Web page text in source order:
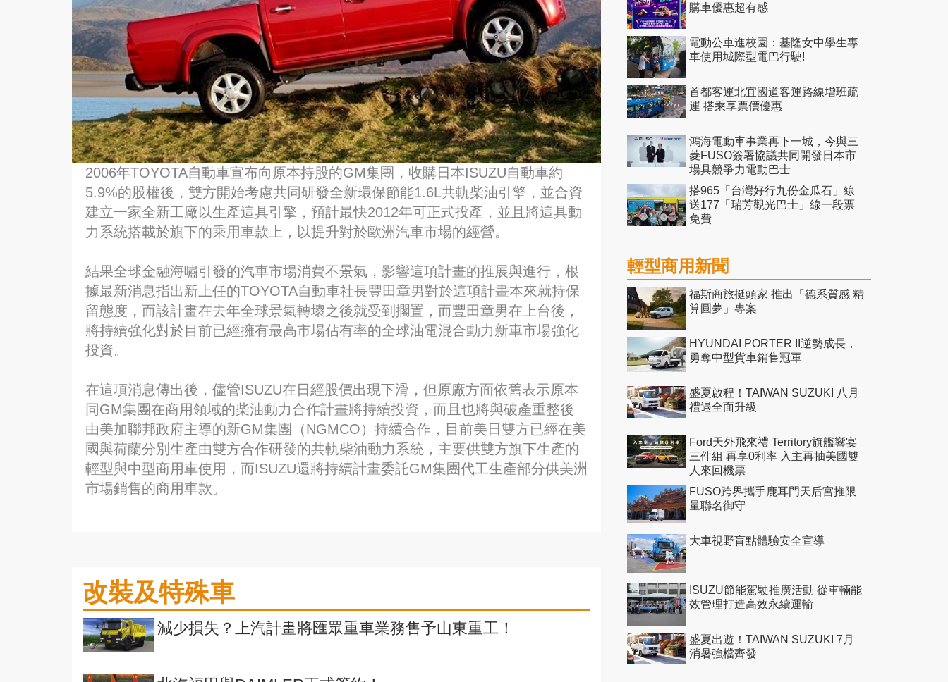
2006年TOYOTA自動車宣布向原本持股的GM集團，收購日本ISUZU自動車約
5.9%的股權後，雙方開始考慮共同研發全新環保節能1.6L共軌柴油引擎，並合資
建立一家全新工廠以生產這具引擎，預計最快2012年可正式投產，並且將這具動
力系統搭載於旗下的乘用車款上，以提升對於歐洲汽車市場的經營。
結果全球金融海嘯引發的汽車市場消費不景氣，影響這項計畫的推展與進行，根
據最新消息指出新上任的TOYOTA自動車社長豐田章男對於這項計畫本來就持保
留態度，而該計畫在去年全球景氣轉壞之後就受到擱置，而豐田章男在上台後，
將持續強化對於目前已經擁有最高市場佔有率的全球油電混合動力新車市場強化
投資。
在這項消息傳出後，儘管ISUZU在日經股價出現下滑，但原廠方面依舊表示原本
同GM集團在商用領域的柴油動力合作計畫將持續投資，而且也將與破產重整後
由美加聯邦政府主導的新GM集團（NGMCO）持續合作，目前美日雙方已經在美
國與荷蘭分別生產由雙方合作研發的共軌柴油動力系統，主要供雙方旗下生產的
輕型與中型商用車使用，而ISUZU還將持續計畫委託GM集團代工生產部分供美洲
市場銷售的商用車款。
改裝及特殊車
減少損失？上汽計畫將匯眾重車業務售予山東重工！
購車優惠超有感
電動公車進校園：基隆女中學生專
車使用城際型電巴行駛!
首都客運北宜國道客運路線增班疏
運 搭乘享票價優惠
鴻海電動車事業再下一城，今與三
菱FUSO簽署協議共同開發日本市
場具競爭力電動巴士
搭965「台灣好行九份金瓜石」線
送177「瑞芳觀光巴士」線一段票
免費
輕型商用新聞
福斯商旅挺頭家 推出「德系質感 精
算圓夢」專案
HYUNDAI PORTER II逆勢成長，
勇奪中型貨車銷售冠軍
盛夏啟程！TAIWAN SUZUKI 八月
禮遇全面升級
Ford天外飛來禮 Territory旗艦響宴
三件組 再享0利率 入主再抽美國雙
人來回機票
FUSO跨界攜手鹿耳門天后宮推限
量聯名御守
大車視野盲點體驗安全宣導
ISUZU節能駕駛推廣活動 從車輛能
效管理打造高效永續運輸
盛夏出遊！TAIWAN SUZUKI 7月
消暑強檔齊發